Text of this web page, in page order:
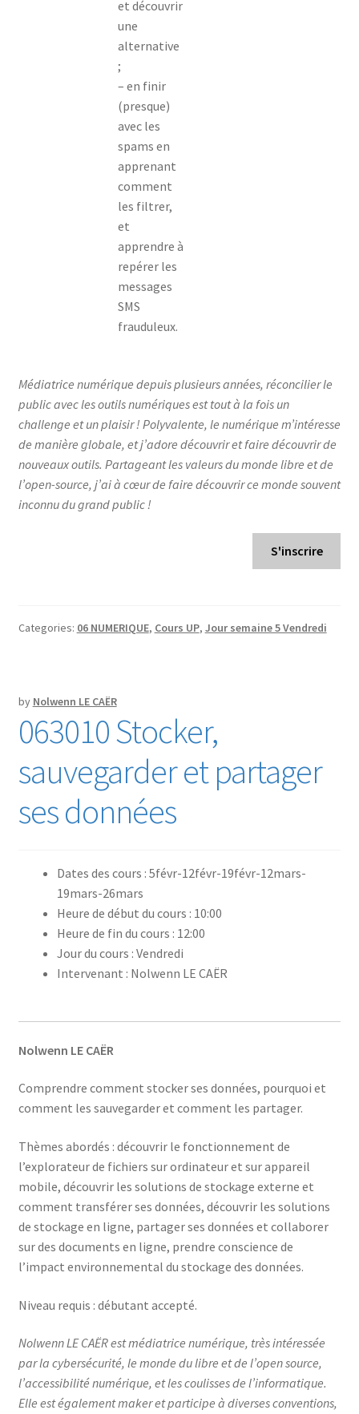
et découvrir
une
alternative
;
– en finir
(presque)
avec les
spams en
apprenant
comment
les filtrer,
et
apprendre à
repérer les
messages
SMS
frauduleux.
Médiatrice numérique depuis plusieurs années, réconcilier le
public avec les outils numériques est tout à la fois un
challenge et un plaisir ! Polyvalente, le numérique m’intéresse
de manière globale, et j’adore découvrir et faire découvrir de
nouveaux outils. Partageant les valeurs du monde libre et de
l’open-source, j’ai à cœur de faire découvrir ce monde souvent
inconnu du grand public !
S'inscrire
Categories: 06 NUMERIQUE, Cours UP, Jour semaine 5 Vendredi
by Nolwenn LE CAËR
063010 Stocker,
sauvegarder et partager
ses données
Dates des cours : 5févr-12févr-19févr-12mars-
19mars-26mars
Heure de début du cours : 10:00
Heure de fin du cours : 12:00
Jour du cours : Vendredi
Intervenant : Nolwenn LE CAËR
Nolwenn LE CAËR
Comprendre comment stocker ses données, pourquoi et
comment les sauvegarder et comment les partager.
Thèmes abordés : découvrir le fonctionnement de
l’explorateur de fichiers sur ordinateur et sur appareil
mobile, découvrir les solutions de stockage externe et
comment transférer ses données, découvrir les solutions
de stockage en ligne, partager ses données et collaborer
sur des documents en ligne, prendre conscience de
l’impact environnemental du stockage des données.
Niveau requis : débutant accepté.
Nolwenn LE CAËR est médiatrice numérique, très intéressée
par la cybersécurité, le monde du libre et de l’open source,
l’accessibilité numérique, et les coulisses de l’informatique.
Elle est également maker et participe à diverses conventions,